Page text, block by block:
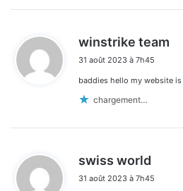
winstrike team
31 août 2023 à 7h45
baddies hello my website is
chargement…
swiss world
t
31 août 2023 à 7h45